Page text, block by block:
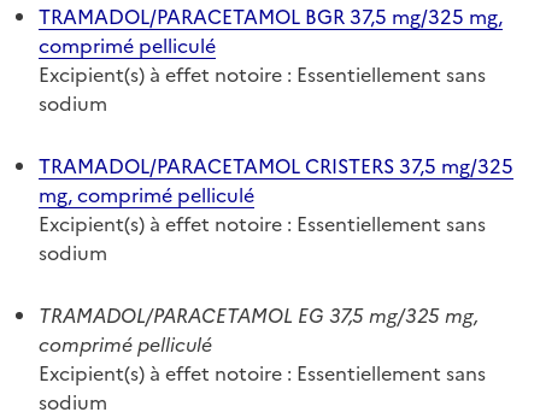
TRAMADOL/PARACETAMOL BGR 37,5 mg/325 mg,
comprimé pelliculé
Excipient(s) à effet notoire : Essentiellement sans
sodium
TRAMADOL/PARACETAMOL CRISTERS 37,5 mg/325
mg, comprimé pelliculé
Excipient(s) à effet notoire : Essentiellement sans
sodium
TRAMADOL/PARACETAMOL EG 37,5 mg/325 mg,
comprimé pelliculé
Excipient(s) à effet notoire : Essentiellement sans
sodium